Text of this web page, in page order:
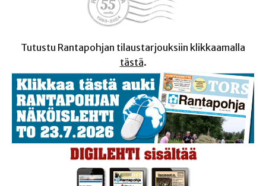
Tutustu Rantapohjan tilaustarjouksiin klikkaamalla
tästä.